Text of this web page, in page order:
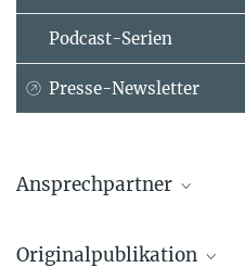
Podcast-Serien
Presse-Newsletter
Ansprechpartner
Max-Planck-Institut für Herz- und
Originalpublikation